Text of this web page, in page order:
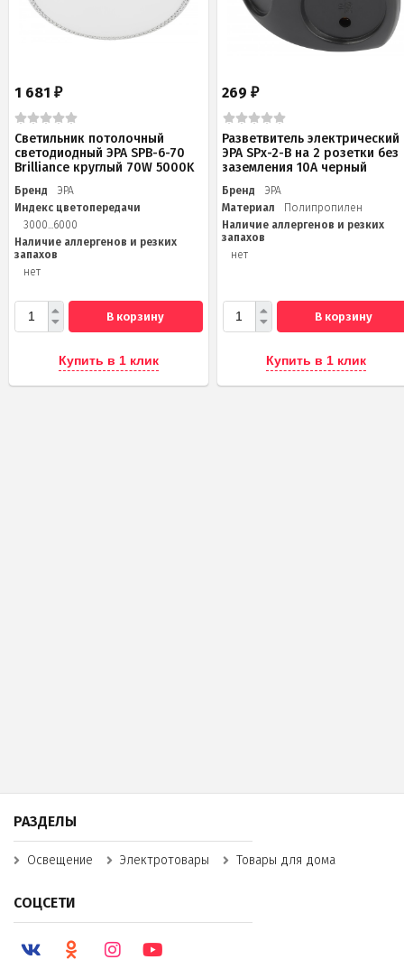
1 681 ₽
Светильник потолочный
светодиодный ЭРА SPB-6-70
Brilliance круглый 70W 5000K
Бренд
ЭРА
Индекс цветопередачи
3000...6000
Наличие аллергенов и резких
запахов
нет
В корзину
Купить в 1 клик
269₽
Разветвитель электрический
ЭРА SPx-2-B на 2 розетки без
заземления 10А черный
Бренд
ЭРА
Материал
Полипропилен
Наличие аллергенов и резких
запахов
нет
В корзину
Купить в 1 клик
РАЗДЕЛЫ
Освещение Электротовары Товары для дома
СОЦСЕТИ